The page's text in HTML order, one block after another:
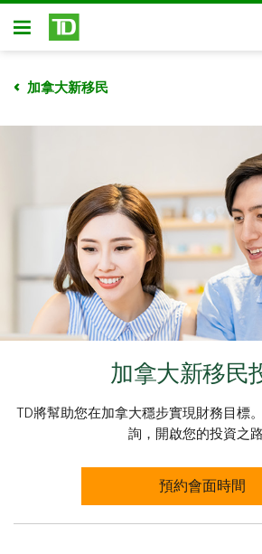
略過進入主要內容
開放式房屋貸款
加拿大新移民
加拿大新移民
TD將幫助您在加拿大穩步實現財務目標
詢，開啟您的投資之路
預約會面時間